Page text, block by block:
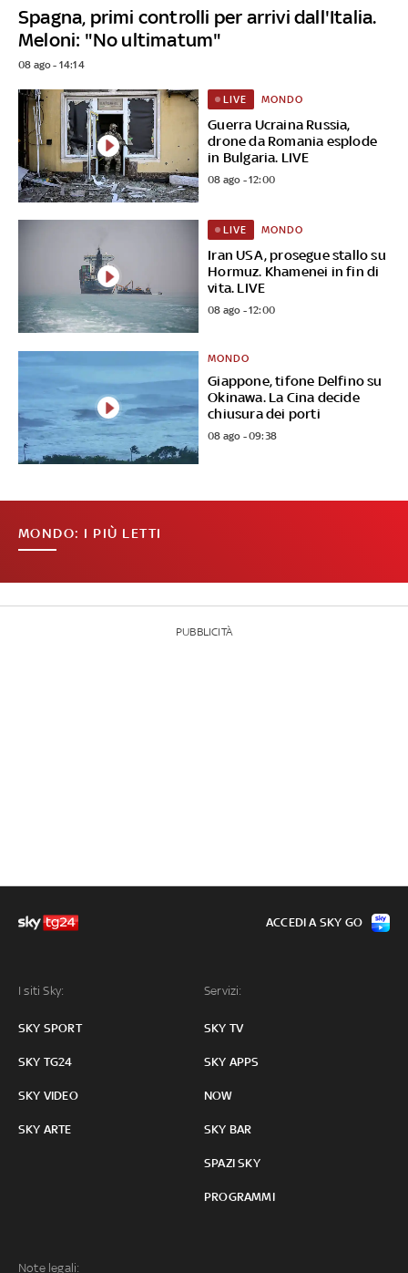
Spagna, primi controlli per arrivi dall'Italia.
Meloni: "No ultimatum"
08 ago - 14:14
Guerra Ucraina Russia,
drone da Romania esplode
in Bulgaria. LIVE
LIVE MONDO
08 ago - 12:00
Iran USA, prosegue stallo su
Hormuz. Khamenei in fin di
vita. LIVE
LIVE MONDO
08 ago - 12:00
Giappone, tifone Delfino su
Okinawa. La Cina decide
chiusura dei porti
MONDO
08 ago - 09:38
MONDO: I PIÙ LETTI
PUBBLICITÀ
I siti Sky:
SKY SPORT
SKY TG24
SKY VIDEO
SKY ARTE
Servizi:
SKY TV
SKY APPS
NOW
SKY BAR
SPAZI SKY
PROGRAMMI
Note legali:
ACCEDI A SKY GO